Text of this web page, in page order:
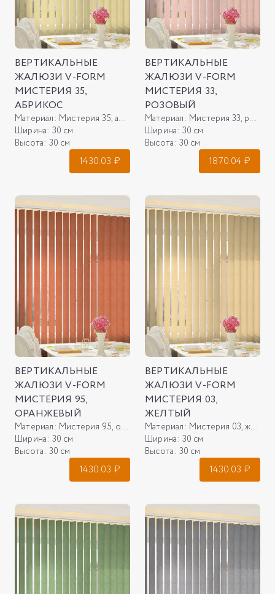
ВЕРТИКАЛЬНЫЕ
ЖАЛЮЗИ V-FORM
МИСТЕРИЯ 35,
АБРИКОС
Материал: Мистерия 35, абрикос
Ширина: 30 см
Высота: 30 см
1430.03 ₽
ВЕРТИКАЛЬНЫЕ
ЖАЛЮЗИ V-FORM
МИСТЕРИЯ 33,
РОЗОВЫЙ
Материал: Мистерия 33, розовый
Ширина: 30 см
Высота: 30 см
1870.04 ₽
ВЕРТИКАЛЬНЫЕ
ЖАЛЮЗИ V-FORM
МИСТЕРИЯ 95,
ОРАНЖЕВЫЙ
Материал: Мистерия 95, оранжевый
Ширина: 30 см
Высота: 30 см
1430.03 ₽
ВЕРТИКАЛЬНЫЕ
ЖАЛЮЗИ V-FORM
МИСТЕРИЯ 03,
ЖЕЛТЫЙ
Материал: Мистерия 03, желтый
Ширина: 30 см
Высота: 30 см
1430.03 ₽